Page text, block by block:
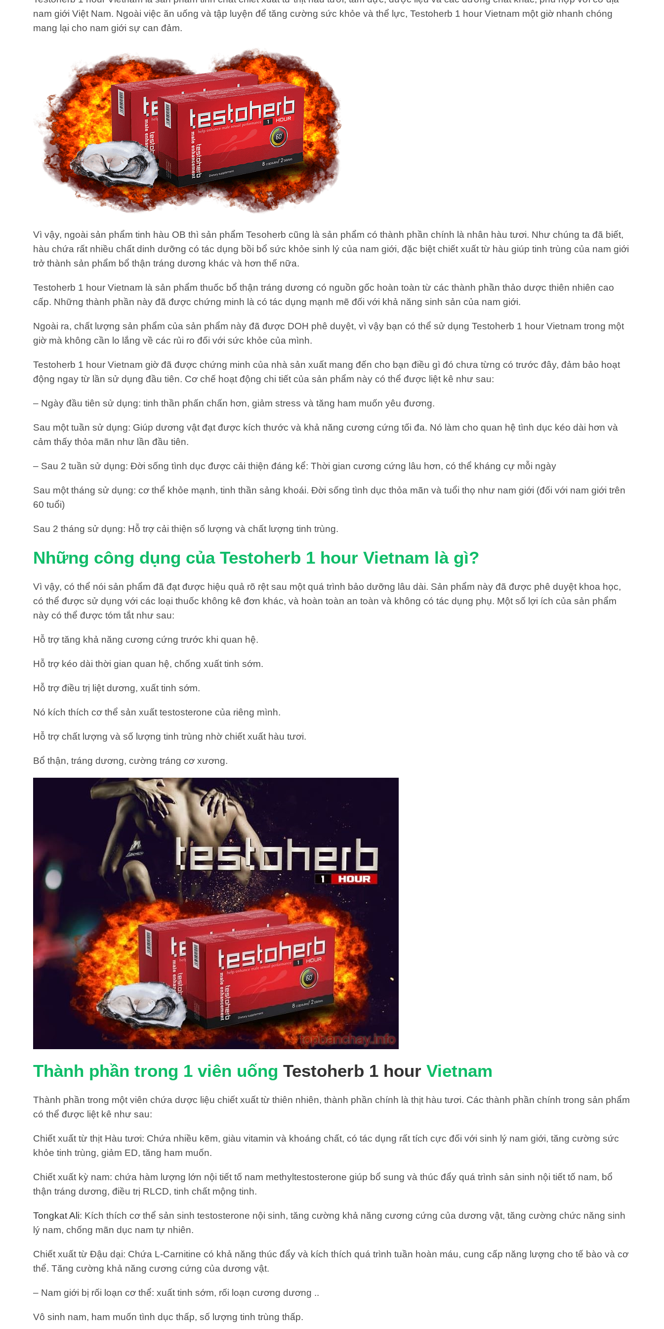
nam giới Việt Nam. Ngoài việc ăn uống và tập luyện để tăng cường sức khỏe và thể lực, Testoherb 1 hour Vietnam một giờ nhanh chóng
mang lại cho nam giới sự can đảm.
Vì vậy, ngoài sản phẩm tinh hàu OB thì sản phẩm Tesoherb cũng là sản phẩm có thành phần chính là nhân hàu tươi. Như chúng ta đã biết,
hàu chứa rất nhiều chất dinh dưỡng có tác dụng bồi bổ sức khỏe sinh lý của nam giới, đặc biệt chiết xuất từ ​​hàu giúp tinh trùng của nam giới
trở thành sản phẩm bổ thận tráng dương khác và hơn thế nữa.
Testoherb 1 hour Vietnam là sản phẩm thuốc bổ thận tráng dương có nguồn gốc hoàn toàn từ các thành phần thảo dược thiên nhiên cao
cấp. Những thành phần này đã được chứng minh là có tác dụng mạnh mẽ đối với khả năng sinh sản của nam giới.
Ngoài ra, chất lượng sản phẩm của sản phẩm này đã được DOH phê duyệt, vì vậy bạn có thể sử dụng Testoherb 1 hour Vietnam trong một
giờ mà không cần lo lắng về các rủi ro đối với sức khỏe của mình.
Testoherb 1 hour Vietnam giờ đã được chứng minh của nhà sản xuất mang đến cho bạn điều gì đó chưa từng có trước đây, đảm bảo hoạt
động ngay từ lần sử dụng đầu tiên. Cơ chế hoạt động chi tiết của sản phẩm này có thể được liệt kê như sau:
– Ngày đầu tiên sử dụng: tinh thần phấn chấn hơn, giảm stress và tăng ham muốn yêu đương.
Sau một tuần sử dụng: Giúp dương vật đạt được kích thước và khả năng cương cứng tối đa. Nó làm cho quan hệ tình dục kéo dài hơn và
cảm thấy thỏa mãn như lần đầu tiên.
– Sau 2 tuần sử dụng: Đời sống tình dục được cải thiện đáng kể: Thời gian cương cứng lâu hơn, có thể kháng cự mỗi ngày
Sau một tháng sử dụng: cơ thể khỏe mạnh, tinh thần sảng khoái. Đời sống tình dục thỏa mãn và tuổi thọ như nam giới (đối với nam giới trên
60 tuổi)
Sau 2 tháng sử dụng: Hỗ trợ cải thiện số lượng và chất lượng tinh trùng.
Những công dụng của Testoherb 1 hour Vietnam là gì?
Vì vậy, có thể nói sản phẩm đã đạt được hiệu quả rõ rệt sau một quá trình bảo dưỡng lâu dài. Sản phẩm này đã được phê duyệt khoa học,
có thể được sử dụng với các loại thuốc không kê đơn khác, và hoàn toàn an toàn và không có tác dụng phụ. Một số lợi ích của sản phẩm
này có thể được tóm tắt như sau:
Hỗ trợ tăng khả năng cương cứng trước khi quan hệ.
Hỗ trợ kéo dài thời gian quan hệ, chống xuất tinh sớm.
Hỗ trợ điều trị liệt dương, xuất tinh sớm.
Nó kích thích cơ thể sản xuất testosterone của riêng mình.
Hỗ trợ chất lượng và số lượng tinh trùng nhờ chiết xuất hàu tươi.
Bổ thận, tráng dương, cường tráng cơ xương.
Thành phần trong 1 viên uốngTestoherb 1 hour Vietnam
Thành phần trong một viên chứa dược liệu chiết xuất từ ​​thiên nhiên, thành phần chính là thịt hàu tươi. Các thành phần chính trong sản phẩm
có thể được liệt kê như sau:
Chiết xuất từ ​​thịt Hàu tươi: Chứa nhiều kẽm, giàu vitamin và khoáng chất, có tác dụng rất tích cực đối với sinh lý nam giới, tăng cường sức
khỏe tinh trùng, giảm ED, tăng ham muốn.
Chiết xuất kỳ nam: chứa hàm lượng lớn nội tiết tố nam methyltestosterone giúp bổ sung và thúc đẩy quá trình sản sinh nội tiết tố nam, bổ
thận tráng dương, điều trị RLCD, tinh chất mộng tinh.
Tongkat Ali: Kích thích cơ thể sản sinh testosterone nội sinh, tăng cường khả năng cương cứng của dương vật, tăng cường chức năng sinh
lý nam, chống mãn dục nam tự nhiên.
Chiết xuất từ ​​Đậu dại: Chứa L-Carnitine có khả năng thúc đẩy và kích thích quá trình tuần hoàn máu, cung cấp năng lượng cho tế bào và cơ
thể. Tăng cường khả năng cương cứng của dương vật.
– Nam giới bị rối loạn cơ thể: xuất tinh sớm, rối loạn cương dương ..
Vô sinh nam, ham muốn tình dục thấp, số lượng tinh trùng thấp.